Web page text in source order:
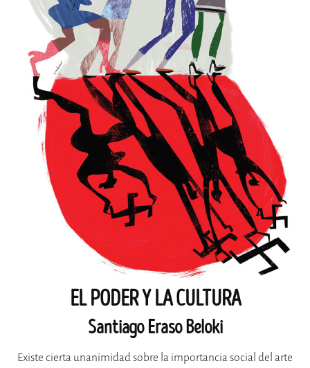
EL PODER Y LA CULTURA
Santiago Eraso Beloki
Existe cierta unanimidad sobre la importancia social del arte